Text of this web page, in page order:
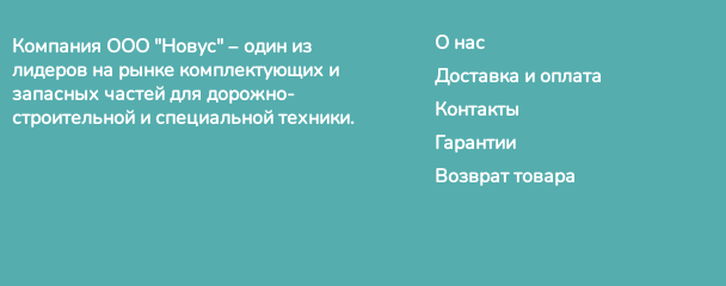
Компания ООО "Новус" – один из
лидеров на рынке комплектующих и
запасных частей для дорожно-
строительной и специальной техники.
О нас
Доставка и оплата
Контакты
Гарантии
Возврат товара